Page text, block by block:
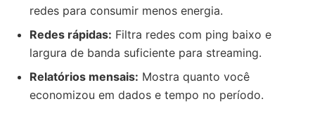
redes para consumir menos energia.
Redes rápidas: Filtra redes com ping baixo e
largura de banda suficiente para streaming.
Relatórios mensais: Mostra quanto você
economizou em dados e tempo no período.